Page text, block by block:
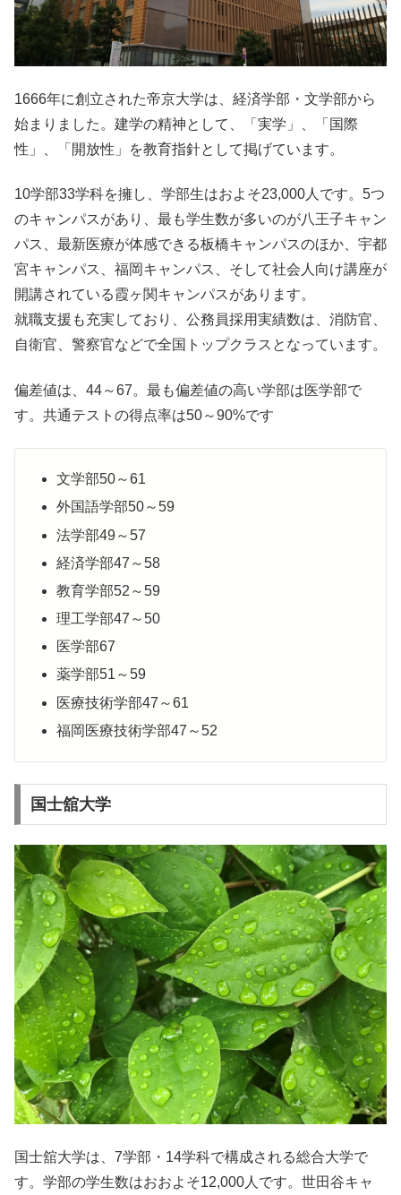
1666年に創立された帝京大学は、経済学部・文学部から
始まりました。建学の精神として、「実学」、「国際
性」、「開放性」を教育指針として掲げています。
10学部33学科を擁し、学部生はおよそ23,000人です。5つ
のキャンパスがあり、最も学生数が多いのが八王子キャン
パス、最新医療が体感できる板橋キャンパスのほか、宇都
宮キャンパス、福岡キャンパス、そして社会人向け講座が
開講されている霞ヶ関キャンパスがあります。
就職支援も充実しており、公務員採用実績数は、消防官、
自衛官、警察官などで全国トップクラスとなっています。
偏差値は、44～67。最も偏差値の高い学部は医学部で
す。共通テストの得点率は50～90%です
文学部50～61
外国語学部50～59
法学部49～57
経済学部47～58
教育学部52～59
理工学部47～50
医学部67
薬学部51～59
医療技術学部47～61
福岡医療技術学部47～52
国士舘大学
国士舘大学は、7学部・14学科で構成される総合大学で
す。学部の学生数はおおよそ12,000人です。世田谷キャ